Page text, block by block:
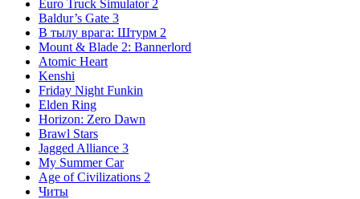
Euro Truck Simulator 2
Baldur’s Gate 3
В тылу врага: Штурм 2
Mount & Blade 2: Bannerlord
Atomic Heart
Kenshi
Friday Night Funkin
Elden Ring
Horizon: Zero Dawn
Brawl Stars
Jagged Alliance 3
My Summer Car
Age of Civilizations 2
Читы